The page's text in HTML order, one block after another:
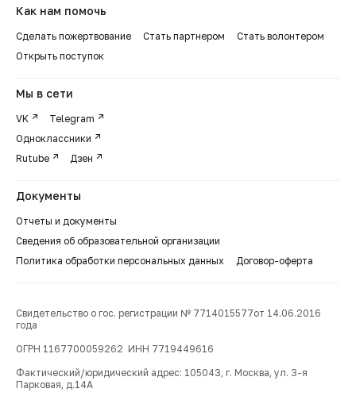
Как нам помочь
Сделать пожертвование Стать партнером
Стать волонтером
Открыть поступок
Мы в сети
VK
Telegram
Одноклассники
Rutube
Дзен
Документы
Отчеты и документы
Сведения об образовательной организации
Политика обработки персональных данных
Договор-оферта
Свидетельство о гос. регистрации № 7714015577от 14.06.2016
года
ОГРН 1167700059262 ИНН 7719449616
Фактический/юридический адрес: 105043, г. Москва, ул. 3-я
Парковая, д.14А